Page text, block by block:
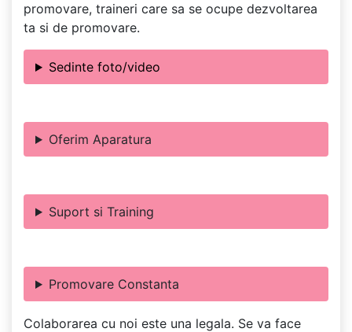
promovare, traineri care sa se ocupe dezvoltarea
ta si de promovare.
Sedinte foto/video
Oferim Aparatura
Suport si Training
Promovare Constanta
Colaborarea cu noi este una legala. Se va face